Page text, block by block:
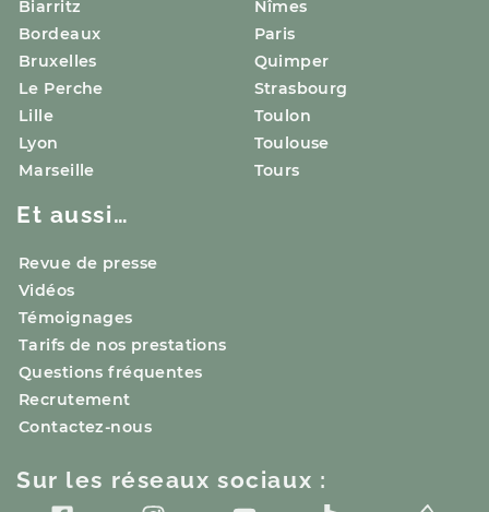
Biarritz
Bordeaux
Bruxelles
Le Perche
Lille
Lyon
Marseille
Nîmes
Paris
Quimper
Strasbourg
Toulon
Toulouse
Tours
Et aussi…
Revue de presse
Vidéos
Témoignages
Tarifs de nos prestations
Questions fréquentes
Recrutement
Contactez-nous
Sur les réseaux sociaux :